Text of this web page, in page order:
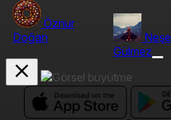
Öznur
Doğan
Neşe
Gülmez